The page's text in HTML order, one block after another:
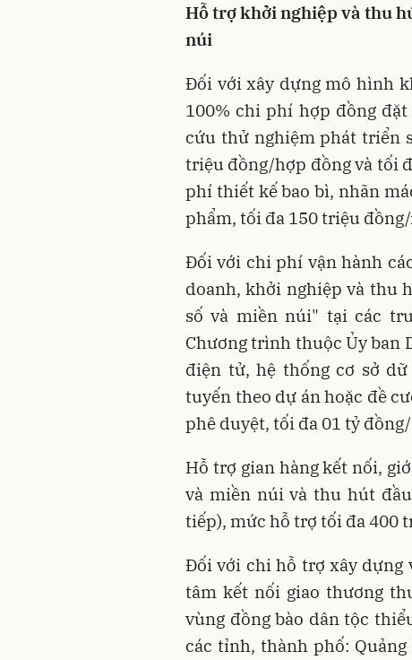
Hỗ trợ khởi nghiệp và thu
núi
Đối với xây dựng mô hình
100% chi phí hợp đồng
cứu thử nghiệm phát triển
triệu đồng/hợp đồng và tối
phí thiết kế bao bì, nhãn
phẩm, tối đa 150 triệu
Đối với chi phí vận hành
doanh, khởi nghiệp và thu
số và miền núi" tại các
Chương trình thuộc Ủy ban
điện tử, hệ thống cơ sở
tuyến theo dự án hoặc đề
phê duyệt, tối đa 01 tỷ
Hỗ trợ gian hàng kết nối,
và miền núi và thu hút
tiếp), mức hỗ trợ tối đa 400
Đối với chi hỗ trợ xây dựng
tâm kết nối giao thương
vùng đồng bào dân tộc
các tỉnh, thành phố: